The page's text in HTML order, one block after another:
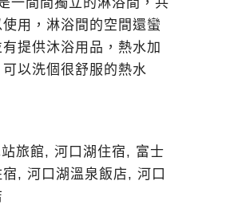
用，淋浴間的空間還蠻
提供沐浴用品，熱水加
以洗個很舒服的熱水